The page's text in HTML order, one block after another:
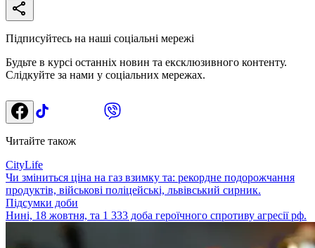
Підписуйтесь на наші соціальні мережі
Будьте в курсі останніх новин та ексклюзивного контенту.
Слідкуйте за нами у соціальних мережах.
Читайте також
CityLife
Чи зміниться ціна на газ взимку та: рекордне подорожчання
продуктів, військові поліцейські, львівський сирник.
Підсумки доби
Нині, 18 жовтня, та 1 333 доба героїчного спротиву агресії рф.